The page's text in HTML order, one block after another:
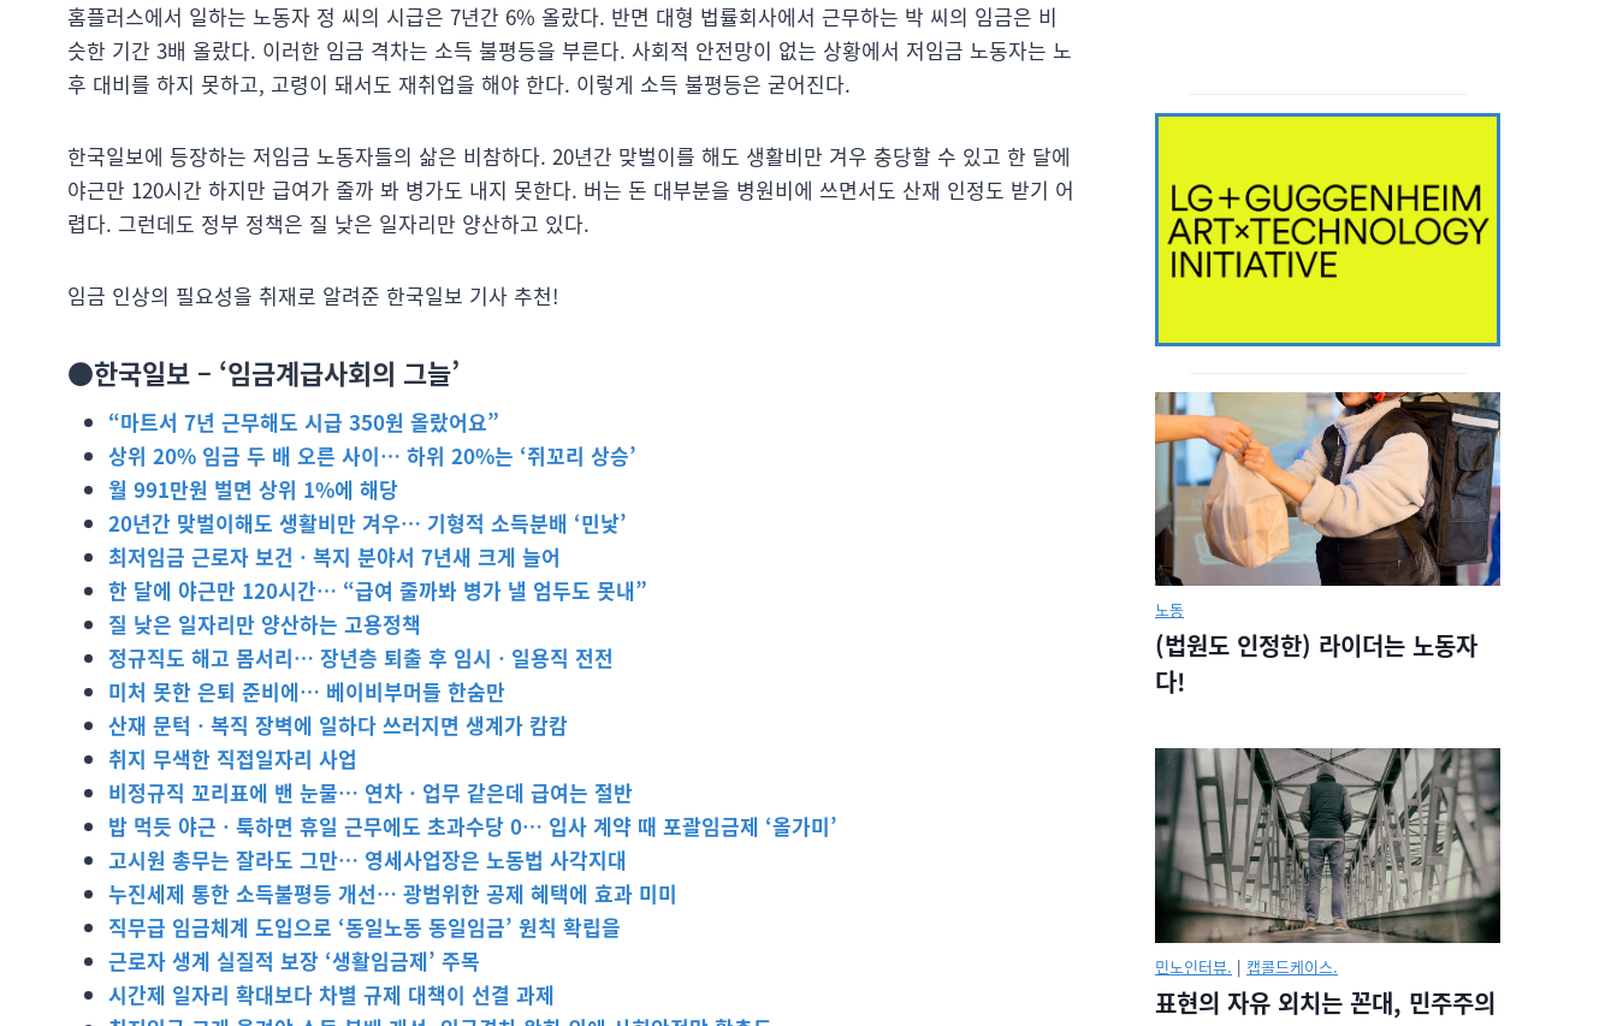
홈플러스에서 일하는 노동자 정 씨의 시급은 7년간 6% 올랐다. 반면 대형 법률회사에서 근무하는 박 씨의 임금은 비
슷한 기간 3배 올랐다. 이러한 임금 격차는 소득 불평등을 부른다. 사회적 안전망이 없는 상황에서 저임금 노동자는 노
후 대비를 하지 못하고, 고령이 돼서도 재취업을 해야 한다. 이렇게 소득 불평등은 굳어진다.
한국일보에 등장하는 저임금 노동자들의 삶은 비참하다. 20년간 맞벌이를 해도 생활비만 겨우 충당할 수 있고 한 달에
야근만 120시간 하지만 급여가 줄까 봐 병가도 내지 못한다. 버는 돈 대부분을 병원비에 쓰면서도 산재 인정도 받기 어
렵다. 그런데도 정부 정책은 질 낮은 일자리만 양산하고 있다.
임금 인상의 필요성을 취재로 알려준 한국일보 기사 추천!
●한국일보 – ‘임금계급사회의 그늘’
“마트서 7년 근무해도 시급 350원 올랐어요”
상위 20% 임금 두 배 오른 사이… 하위 20%는 ‘쥐꼬리 상승’
월 991만원 벌면 상위 1%에 해당
20년간 맞벌이해도 생활비만 겨우… 기형적 소득분배 ‘민낯’
최저임금 근로자 보건ㆍ복지 분야서 7년새 크게 늘어
한 달에 야근만 120시간… “급여 줄까봐 병가 낼 엄두도 못내”
질 낮은 일자리만 양산하는 고용정책
정규직도 해고 몸서리… 장년층 퇴출 후 임시ㆍ일용직 전전
미처 못한 은퇴 준비에… 베이비부머들 한숨만
산재 문턱ㆍ복직 장벽에 일하다 쓰러지면 생계가 캄캄
취지 무색한 직접일자리 사업
비정규직 꼬리표에 밴 눈물… 연차ㆍ업무 같은데 급여는 절반
밥 먹듯 야근ㆍ툭하면 휴일 근무에도 초과수당 0… 입사 계약 때 포괄임금제 ‘올가미’
고시원 총무는 잘라도 그만… 영세사업장은 노동법 사각지대
누진세제 통한 소득불평등 개선… 광범위한 공제 혜택에 효과 미미
직무급 임금체계 도입으로 ‘동일노동 동일임금’ 원칙 확립을
근로자 생계 실질적 보장 ‘생활임금제’ 주목
시간제 일자리 확대보다 차별 규제 대책이 선결 과제
노동
(법원도 인정한) 라이더는 노동자
다!
민노인터뷰. | 캡콜드케이스.
표현의 자유 외치는 꼰대, 민주주의